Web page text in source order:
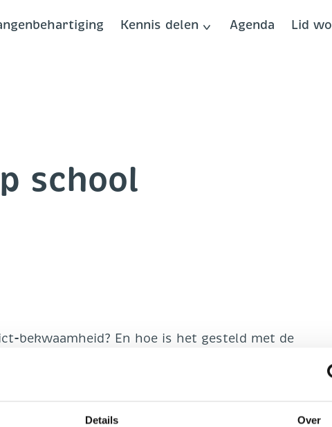
Details Over
Kennis delen Agenda Lid
school
bekwaamheid? En hoe is het gesteld met de
digitalisering funderend onderwijs MYRA
het gebied van ict en technologie – óók ten
inzicht in de stand van digitalisering
De monitor is ontwikkeld door onze